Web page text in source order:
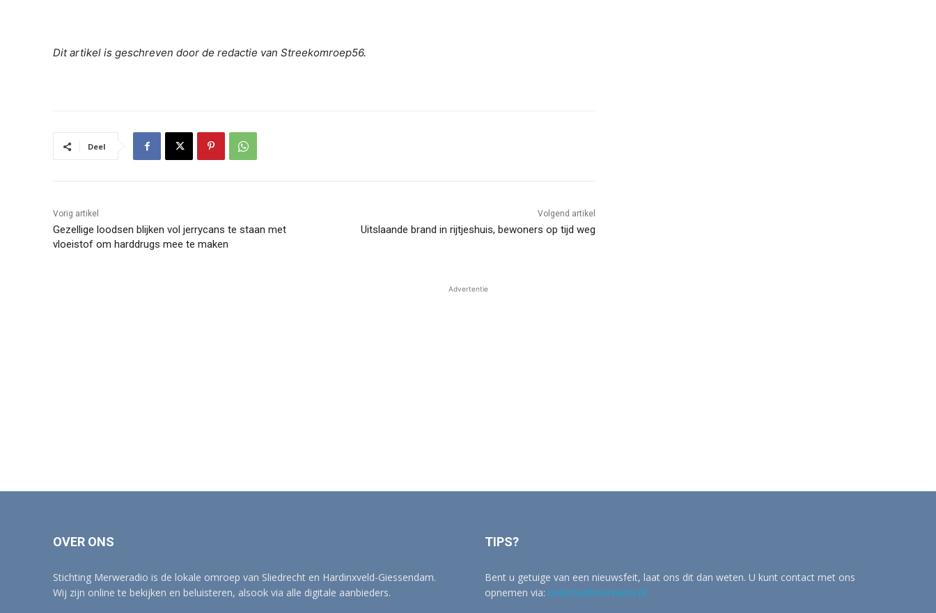
Dit artikel is geschreven door de redactie van Streekomroep56.
Deel
Vorig artikel
Gezellige loodsen blijken vol jerrycans te staan met
vloeistof om harddrugs mee te maken
Volgend artikel
Uitslaande brand in rijtjeshuis, bewoners op tijd weg
Advertentie
OVER ONS
Stichting Merweradio is de lokale omroep van Sliedrecht en Hardinxveld-Giessendam.
Wij zijn online te bekijken en beluisteren, alsook via alle digitale aanbieders.
TIPS?
Bent u getuige van een nieuwsfeit, laat ons dit dan weten. U kunt contact met ons
opnemen via: redactie@merwertv.nl